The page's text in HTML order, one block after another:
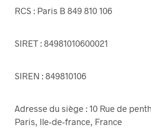
RCS : Paris B 849 810 106
SIRET : 84981010600021
SIREN : 849810106
Adresse du siège : 10 Rue de
Paris, Ile-de-france, France